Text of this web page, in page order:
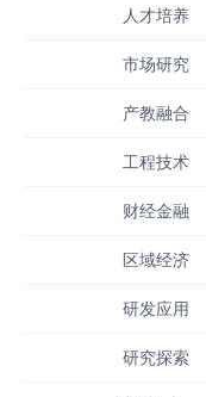
人才培养
市场研究
产教融合
工程技术
财经金融
区域经济
研发应用
研究探索